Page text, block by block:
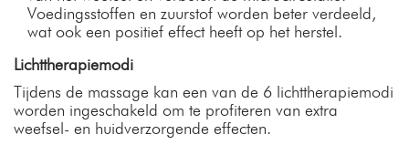
Voedingsstoffen en zuurstof worden beter verdeeld,
wat ook een positief effect heeft op het herstel.
Lichttherapiemodi
Tijdens de massage kan een van de 6 lichttherapiemodi
worden ingeschakeld om te profiteren van extra
weefsel- en huidverzorgende effecten.